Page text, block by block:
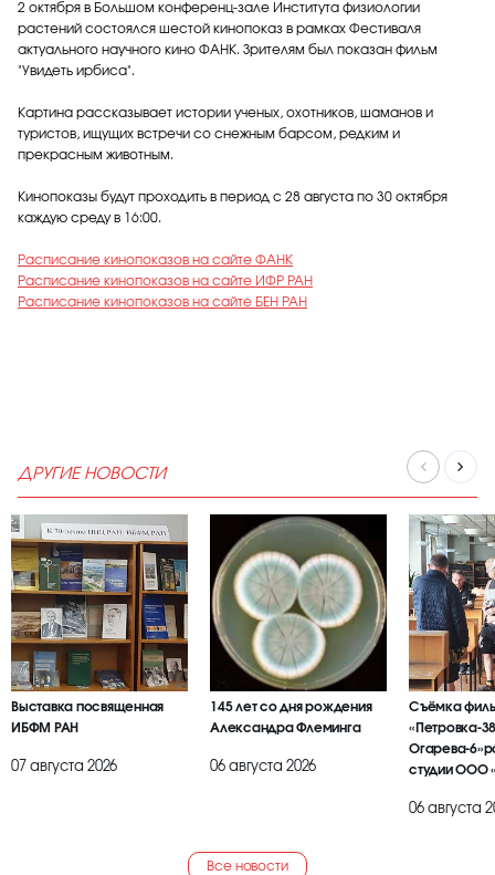
2 октября в Большом конференц-зале Института физиологии
растений состоялся шестой кинопоказ в рамках Фестиваля
актуального научного кино ФАНК. Зрителям был показан фильм
"Увидеть ирбиса".
Картина рассказывает истории ученых, охотников, шаманов и
туристов, ищущих встречи со снежным барсом, редким и
прекрасным животным.
Кинопоказы будут проходить в период с 28 августа по 30 октября
каждую среду в 16:00.
Расписание кинопоказов на сайте ФАНК
Расписание кинопоказов на сайте ИФР РАН
Расписание кинопоказов на сайте БЕН РАН
ДРУГИЕ НОВОСТИ
Выставка посвященная
ИБФМ РАН
07 августа 2026
145 лет со дня рождения
Александра Флеминга
06 августа 2026
Съёмка
«Петровка-
Огарева-
студии ООО
06 августа
Все новости